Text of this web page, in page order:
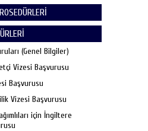
(Genel Bilgiler)
Vizesi Başvurusu
Başvurusu
Vizesi Başvurusu
için İngiltere